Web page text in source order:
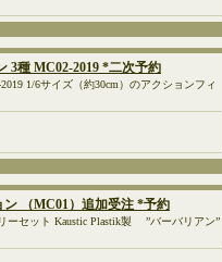
3種 MC02-2019 *二次予約
1/6サイズ（約30cm）のアクションフィ
ン （MC01）追加受注 *予約
ーセット Kaustic Plastik製 ”バーバリアン”